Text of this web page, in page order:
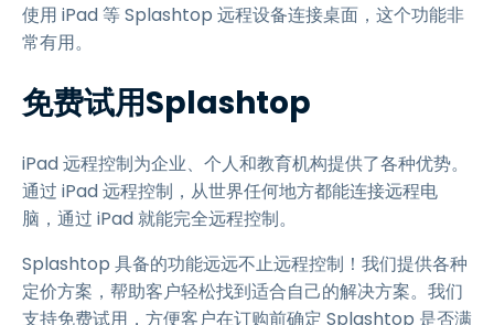
使用 iPad 等 Splashtop 远程设备连接桌面，这个功能非
常有用。
免费试用Splashtop
iPad 远程控制为企业、个人和教育机构提供了各种优势。
通过 iPad 远程控制，从世界任何地方都能连接远程电
脑，通过 iPad 就能完全远程控制。
Splashtop 具备的功能远远不止远程控制！我们提供各种
定价方案，帮助客户轻松找到适合自己的解决方案。我们
支持免费试用，方便客户在订购前确定 Splashtop 是否满